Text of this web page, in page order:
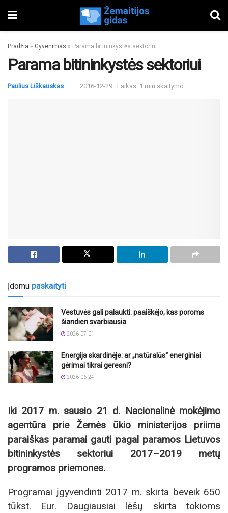
Pradžia » Gyvenimas » Parama bitininkystės sektoriui
Parama bitininkystės sektoriui
Paulius Liškauskas 2016-12-29 Laikas: 1 min skaitymo
Įdomu paskaityti
Vestuvės gali palaukti: paaiškėjo, kas poroms
šiandien svarbiausia
2026-07-01
Energija skardinėje: ar „natūralūs“ energiniai
gėrimai tikrai geresni?
2026-06-24
Iki 2017 m. sausio 21 d. Nacionalinė mokėjimo
agentūra prie Žemės ūkio ministerijos priima
paraiškas paramai gauti pagal paramos Lietuvos
bitininkystės sektoriui 2017–2019 metų
programos priemones.
Programai įgyvendinti 2017 m. skirta beveik 650
tūkst. Eur. Daugiausiai lėšų skirta tokioms